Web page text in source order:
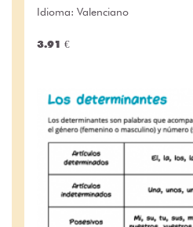
Idioma: Valenciano
3.91 €